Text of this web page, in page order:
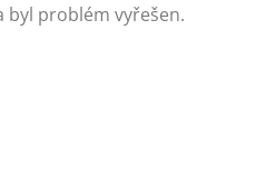
byl problém vyřešen.